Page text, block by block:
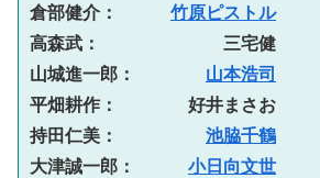
倉部健介： 竹原ピストル
高森武：　　　　　　　三宅健
山城進一郎： 山本浩司
平畑耕作：　　　　好井まさお
持田仁美： 池脇千鶴
大津誠一郎： 小日向文世